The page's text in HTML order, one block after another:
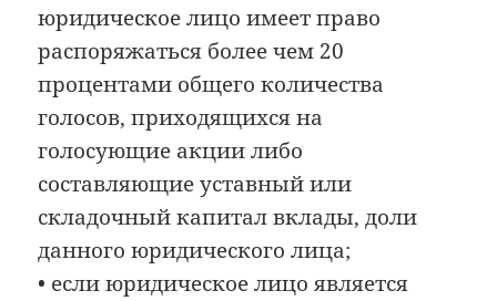
юридическое лицо имеет право
распоряжаться более чем 20
процентами общего количества
голосов, приходящихся на
голосующие акции либо
составляющие уставный или
складочный капитал вклады, доли
данного юридического лица;
• если юридическое лицо является